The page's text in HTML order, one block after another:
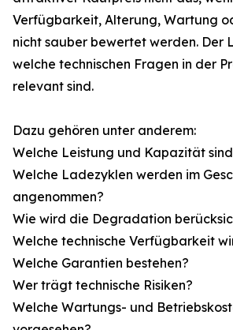
Verfügbarkeit, Alterung, Wartung
nicht sauber bewertet werden. Der
welche technischen Fragen in der
relevant sind.
Dazu gehören unter anderem:
Welche Leistung und Kapazität
Welche Ladezyklen werden im
angenommen?
Wie wird die Degradation
Welche technische Verfügbarkeit
Welche Garantien bestehen?
Wer trägt technische Risiken?
Welche Wartungs- und